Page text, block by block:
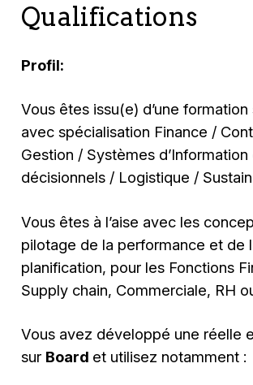
Qualifications
Profil:
Vous êtes issu(e) d’une
avec spécialisation Finance /
Gestion / Systèmes d’Information
décisionnels / Logistique /
Vous êtes à l’aise avec les
pilotage de la performance et de
planification, pour les Fonctions
Supply chain, Commerciale, RH
Vous avez développé une réelle
sur Board et utilisez notamment :